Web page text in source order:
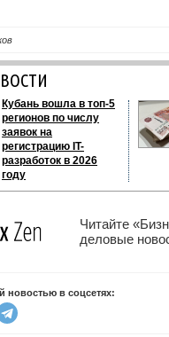
Кубань вошла в топ-5
регионов по числу
заявок на
регистрацию IT-
разработок в 2026
году
Читайте
деловые
новостью в соцсетях: